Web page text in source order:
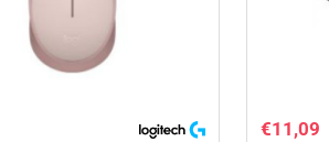
€11,09